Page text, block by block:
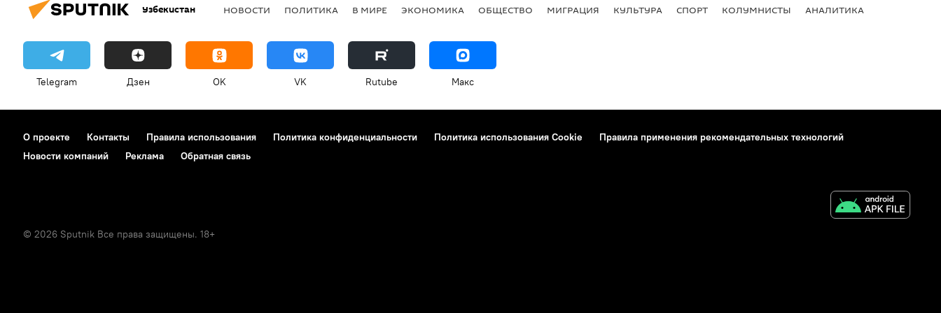
Узбекистан НОВОСТИ ПОЛИТИКА В МИРЕ ЭКОНОМИКА ОБЩЕСТВО МИГРАЦИЯ КУЛЬТУРА СПОРТ КОЛУМНИСТЫ АНАЛИТИКА
Telegram Дзен OK VK Rutube Макс
О проекте Контакты Правила использования Политика конфиденциальности Политика использования Cookie
Правила применения рекомендательных технологий
Новости компаний
Реклама Обратная связь
© 2026 Sputnik Все права защищены. 18+